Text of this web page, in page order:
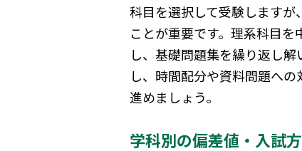
科目を選択して受験します
ことが重要です。理系科目
し、基礎問題集を繰り返し
し、時間配分や資料問題へ
進めましょう。
学科別の偏差値・入試